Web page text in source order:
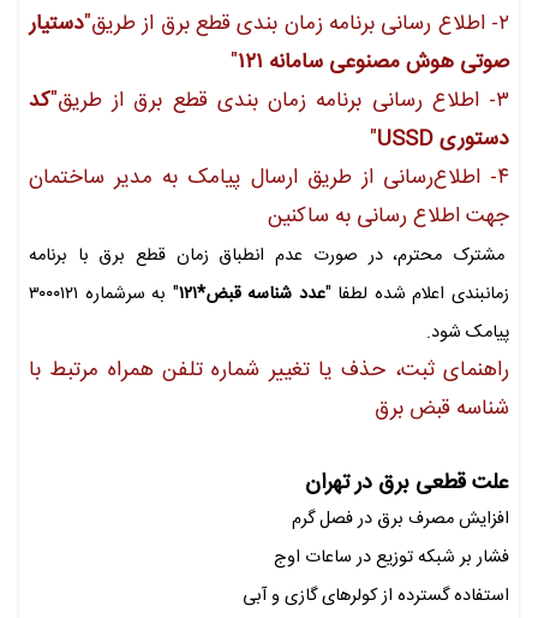
۲- اطلاع رسانی برنامه زمان بندی قطع برق از طریق"
دستیار
صوتی هوش مصنوعی سامانه ۱۲۱
"
۳- اطلاع رسانی برنامه زمان بندی قطع برق از طریق"
کد
دستوریUSSD
"
۴- اطلاع‌رسانی از طریق ارسال پیامک به مدیر ساختمان
جهت اطلاع رسانی به ساکنین
مشترک محترم، در صورت عدم انطباق زمان قطع برق با برنامه
زمانبندی اعلام شده لطفا "عدد شناسه قبض*۱۲۱
" به سرشماره ۳۰۰۰۱۲۱
پیامک شود.
راهنمای ثبت، حذف یا تغییر شماره تلفن همراه مرتبط با
شناسه قبض برق
علت قطعی برق در تهران
افزایش مصرف برق در فصل گرم
فشار بر شبکه توزیع در ساعات اوج
استفاده گسترده از کولرهای گازی و آبی